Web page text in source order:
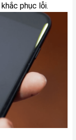
phục lỗi.